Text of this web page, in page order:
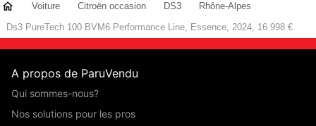
Voiture Citroën occasion DS3
Rhône-Alpes
Ds3 PureTech 100 BVM6 Performance Line, Essence, 2024, 16 998 €
A propos de ParuVendu
Qui sommes-nous?
Nos solutions pour les pros